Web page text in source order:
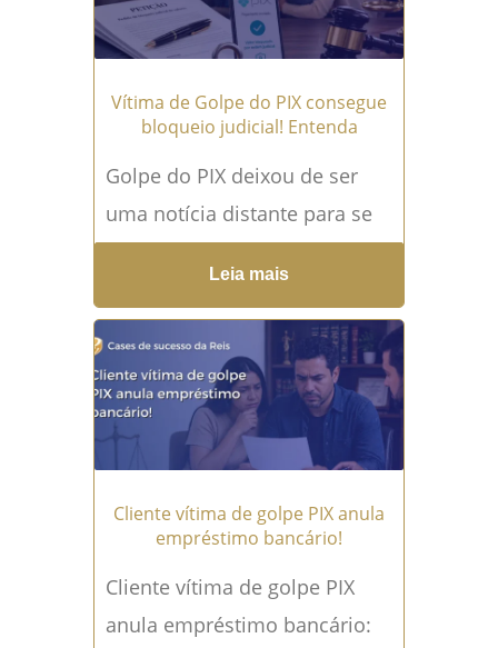
Vítima de Golpe do PIX consegue
bloqueio judicial! Entenda
Golpe do PIX deixou de ser
uma notícia distante para se
tornar uma angústia real na
vida de milhares de
brasileiros. Em poucos...Leia
mais →
Leia mais
Cliente vítima de golpe PIX anula
empréstimo bancário!
Cliente vítima de golpe PIX
anula empréstimo bancário: